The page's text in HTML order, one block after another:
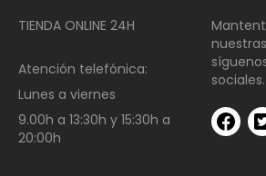
TIENDA ONLINE 24H
Atención telefónica:
Lunes a viernes
9.00h a 13:30h y 15:30h a
20:00h
sociales.